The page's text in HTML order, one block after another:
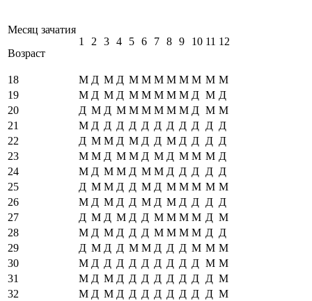
Месяц зачатия
Возраст
1 2 3 4 5 6 7 8 9 10 11 12
18 М Д М Д М М М М М М М М
19
М Д М Д М М М М М Д М Д
20
Д М Д М М М М М М Д М М
21
М Д Д Д Д Д Д Д Д Д Д Д
22
Д М М Д М Д Д М Д Д Д Д
23
М М Д М М Д М Д М М М Д
24
М Д М М Д М М Д Д Д Д Д
25
Д М М Д Д М Д М М М М М
26
М Д М Д Д М Д М Д Д Д Д
27
Д М Д М Д Д М М М М Д М
28
М Д М Д Д Д М М М М Д Д
29
Д М Д Д М М Д Д Д М М М
30
М Д Д Д Д Д Д Д Д Д М М
31
М Д М Д Д Д Д Д Д Д Д М
32
М Д М Д Д Д Д Д Д Д Д М